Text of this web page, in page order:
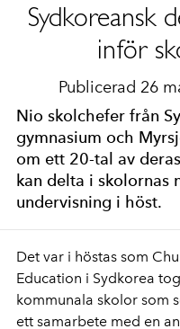
Sydkoreansk
inför
Publicerad 26
Nio skolchefer från
gymnasium och
om ett 20-tal av
kan delta i skolornas
undervisning i höst.
Det var i höstas som
Education i Sydkorea
kommunala skolor som
ett samarbete med en